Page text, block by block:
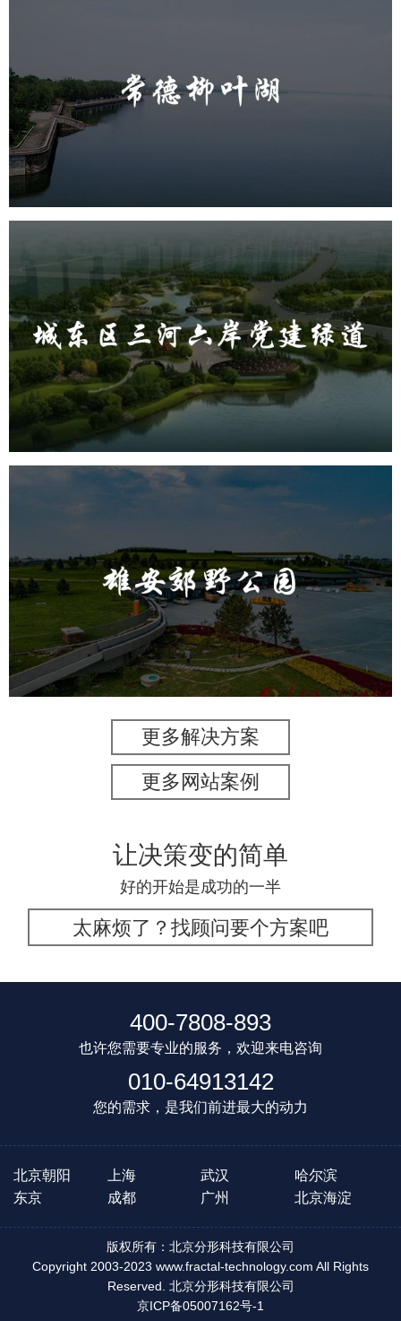
旅游休闲
城东区三河六岸党建绿道
旅游休闲 公园 AI人工智能 智慧公园
智能步道
AR太极
智能大数据平台
旅游休闲 公园 AI人工智能 智慧公园
智能照明系统
智能垃圾桶
更多解决方案
更多网站案例
让决策变的简单
好的开始是成功的一半
太麻烦了？找顾问要个方案吧
400-7808-893
也许您需要专业的服务，欢迎来电咨询
010-64913142
您的需求，是我们前进最大的动力
北京朝阳 上海 武汉
哈尔滨
东京
成都 广州 北京海淀
版权所有：北京分形科技有限公司
Copyright 2003-2023 www.fractal-technology.com All Rights
Reserved. 北京分形科技有限公司
京ICP备05007162号-1